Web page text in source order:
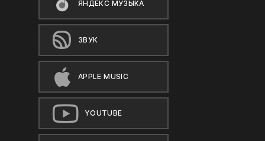
ЯНДЕКС МУЗЫКА
ЗВУК
APPLE MUSIC
YOUTUBE